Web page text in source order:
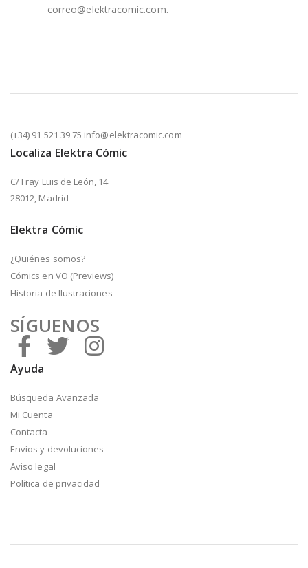
correo@elektracomic.com.
(+34) 91 521 39 75 info@elektracomic.com
Localiza Elektra Cómic
C/ Fray Luis de León, 14
28012, Madrid
Elektra Cómic
¿Quiénes somos?
Cómics en VO (Previews)
Historia de Ilustraciones
SÍGUENOS
Ayuda
Búsqueda Avanzada
Mi Cuenta
Contacta
Envíos y devoluciones
Aviso legal
Política de privacidad